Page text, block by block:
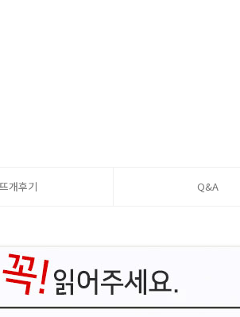
뜨개후기 Q&A